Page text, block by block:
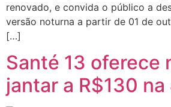
renovado, e convida o público a
versão noturna a partir de 01 de
[…]
Santé 13 oferece
jantar a R$130